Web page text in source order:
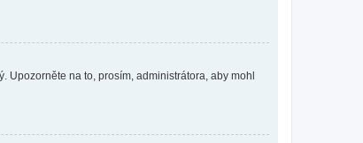
Upozorněte na to, prosím, administrátora, aby mohl